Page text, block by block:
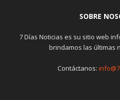
SOBRE
7 Días Noticias es su sitio web
brindamos las últimas
Contáctanos: